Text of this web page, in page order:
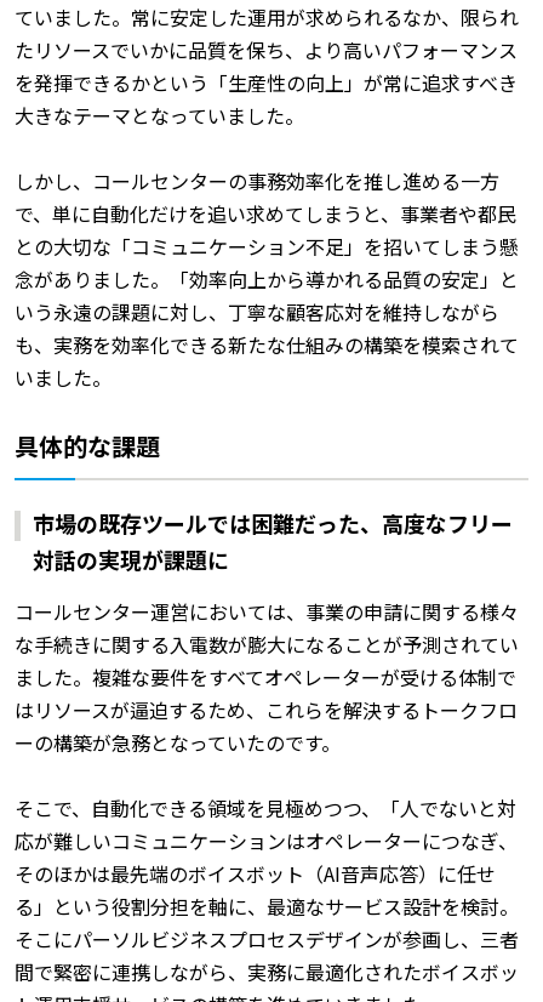
ていました。常に安定した運用が求められるなか、限られ
たリソースでいかに品質を保ち、より高いパフォーマンス
を発揮できるかという「生産性の向上」が常に追求すべき
大きなテーマとなっていました。
しかし、コールセンターの事務効率化を推し進める一方
で、単に自動化だけを追い求めてしまうと、事業者や都民
との大切な「コミュニケーション不足」を招いてしまう懸
念がありました。「効率向上から導かれる品質の安定」と
いう永遠の課題に対し、丁寧な顧客応対を維持しながら
も、実務を効率化できる新たな仕組みの構築を模索されて
いました。
具体的な課題
市場の既存ツールでは困難だった、高度なフリー
対話の実現が課題に
コールセンター運営においては、事業の申請に関する様々
な手続きに関する入電数が膨大になることが予測されてい
ました。複雑な要件をすべてオペレーターが受ける体制で
はリソースが逼迫するため、これらを解決するトークフロ
ーの構築が急務となっていたのです。
そこで、自動化できる領域を見極めつつ、「人でないと対
応が難しいコミュニケーションはオペレーターにつなぎ、
そのほかは最先端のボイスボット（AI音声応答）に任せ
る」という役割分担を軸に、最適なサービス設計を検討。
そこにパーソルビジネスプロセスデザインが参画し、三者
間で緊密に連携しながら、実務に最適化されたボイスボッ